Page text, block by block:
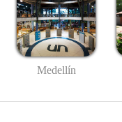
Medellín